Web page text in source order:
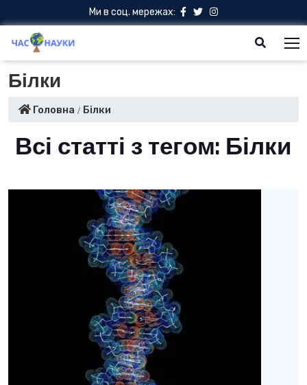
Ми в соц. мережах:
Білки
Головна Білки
Всі статті з тегом: Білки